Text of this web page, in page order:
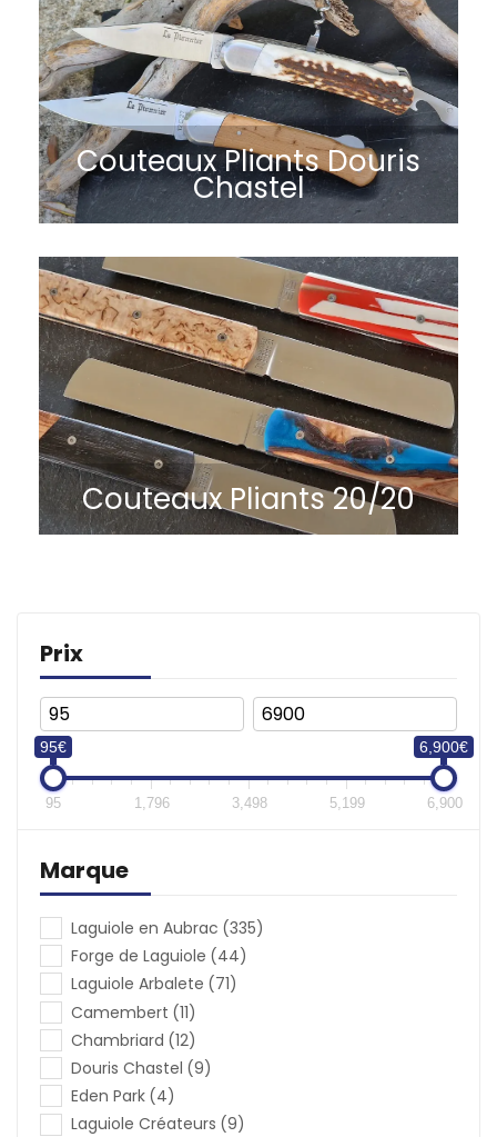
Couteaux Pliants Douris
Chastel
Couteaux Pliants 20/20
Prix
(€)
95€ 6,900€
95 1,796 3,498 5,199 6,900
Marque
Laguiole en Aubrac (335)
Forge de Laguiole (44)
Laguiole Arbalete (71)
Camembert (11)
Chambriard (12)
Douris Chastel (9)
Eden Park (4)
Laguiole Créateurs (9)